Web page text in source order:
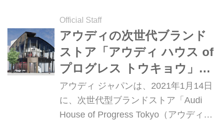
Official Staff
アウディの次世代ブランド
ストア「アウディ ハウス of
プログレス トウキョウ」が
2021年1月14日に青山にオー
プン
アウディ ジャパンは、2021年1月14日
に、次世代型ブランドストア「Audi
House of Progress Tokyo（アウディ